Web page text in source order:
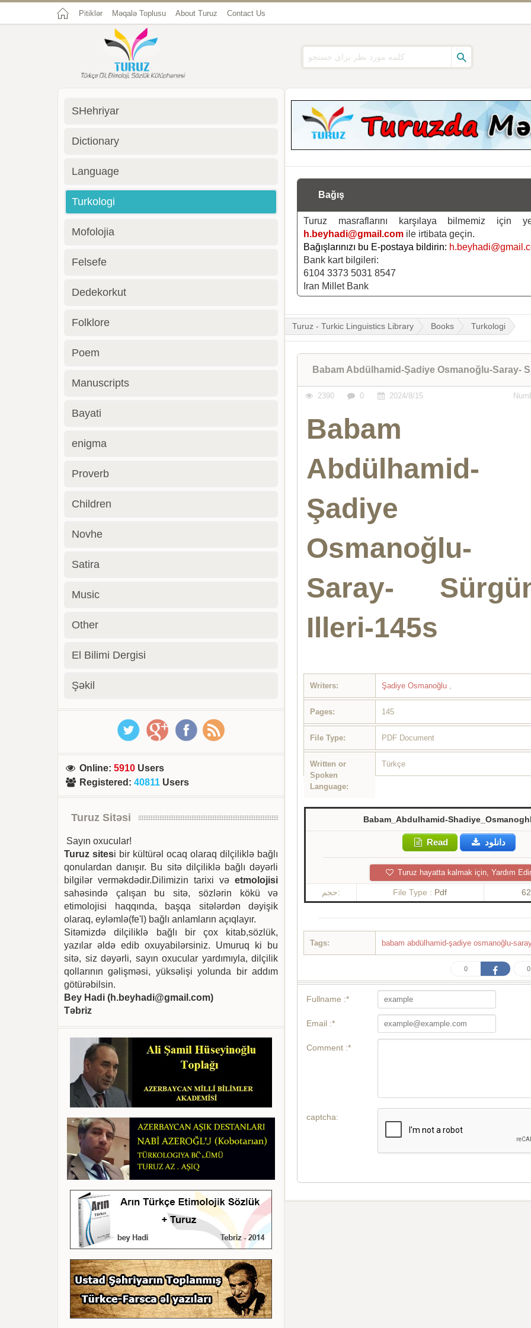
Pitiklər Məqalə Toplusu About Turuz Contact Us
Bağış
Turuz masraflarını karşılaya bilmemiz için
h.beyhadi@gmail.com ile irtibata geçin.
Bağışlarınızı bu E-postaya bildirin:
Bank kart bilgileri:
6104 3373 5031 8547
Iran Millet Bank
Turuz - Turkic Linguistics Library Books Turkologi
Babam Abdülhamid-Şadiye Osmanoğlu-Saray-
2390 0 2024/8/15
Babam
Abdülhamid-
Şadiye
Osmanoğlu-
Saray-
Illeri-145s
Writers: Şadiye Osmanoğlu ,
Pages: 145
File Type: PDF Document
Written or
Spoken
Language:
Türkçe
Babam_Abdulhamid-
Read دانلود
Turuz hayatta kalmak için, Yardım
حجم: File Type : Pdf
Tags: babam abdülhamid-şadiye osmanoğlu-
0 0
Fullname :*
Email :*
Comment :*
captcha:
SHehriyar
Dictionary
Language
Turkologi
Mofolojia
Felsefe
Dedekorkut
Folklore
Poem
Manuscripts
Bayati
enigma
Proverb
Children
Novhe
Satira
Music
Other
El Bilimi Dergisi
Şəkil
Online:5910 Users
Registered :40811 Users
Turuz Sitəsi
Sayın oxucular!
Turuz sitesi bir kültürəl ocaq olaraq dilçiliklə bağlı
qonulardan danışır. Bu sitə dilçiliklə bağlı dəyərli
bilgilər verməkdədir.Dilimizin tarixi vəetmolojisi
sahəsində çalışan bu sitə, sözlərin kökü və
etimolojisi haqqında, başqa sitələrdən dəyişik
olaraq, eyləmlə(fe'l) bağlı anlamların açıqlayır.
Sitəmizdə dilçiliklə bağlı bir çox kitab,sözlük,
yazılar əldə edib oxuyabilərsiniz. Umuruq ki bu
sitə, siz dəyərli, sayın oxucular yardımıyla, dilçilik
qollarının gəlişməsi, yüksəlişi yolunda bir addım
götürəbilsin.
Bey Hadi (h.beyhadi@gmail.com)
Təbriz